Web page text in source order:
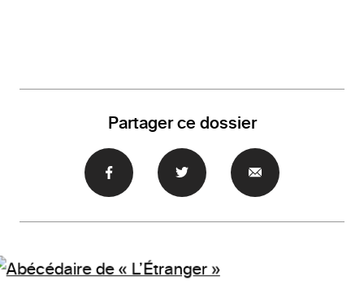
Partager ce dossier